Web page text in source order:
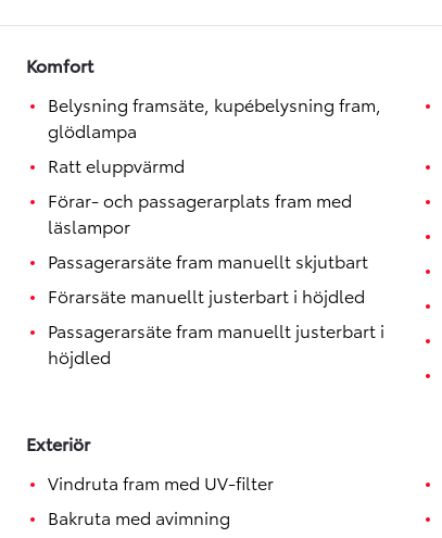
Komfort
Belysning framsäte, kupébelysning fram,
glödlampa
Ratt eluppvärmd
Förar- och passagerarplats fram med
läslampor
Passagerarsäte fram manuellt skjutbart
Förarsäte manuellt justerbart i höjdled
Passagerarsäte fram manuellt justerbart i
höjdled
Exteriör
Vindruta fram med UV-filter
Bakruta med avimning